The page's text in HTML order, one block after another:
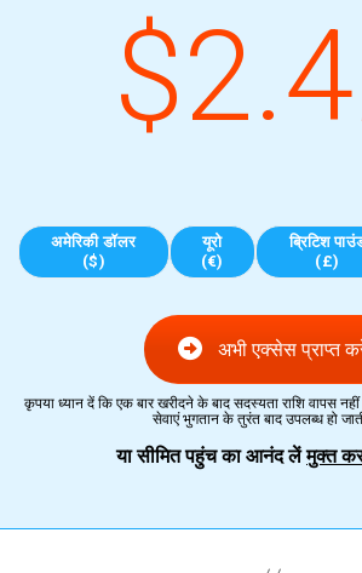
$2.4
अमेरिकी डॉलर
($)
यूरो
(€)
ब्रिटिश
(£)
अभी एक्सेस प्राप्त
कृपया ध्यान दें कि एक बार खरीदने के बाद सदस्यता राशि वापस
सेवाएं भुगतान के तुरंत बाद उपलब्ध हो
या सीमित पहुंच का आनंद लेंमुक्त